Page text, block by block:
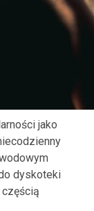
jako
dyskoteki